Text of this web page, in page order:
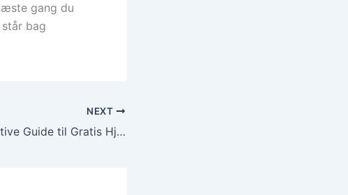
gang du
bag
NEXT
Den Ultimative Guide til Gratis Hjemmeside – Sådan Kommer du Hurtigt i Gang